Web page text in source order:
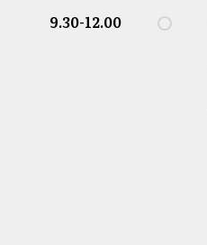
9.30-12.00